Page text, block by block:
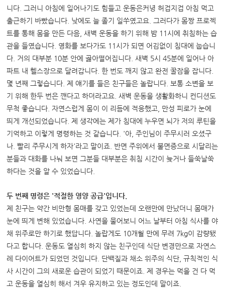
니다. 그러니 아침에 일어나기도 힘들고 운동은커녕 허겁지겁 아침 먹고
출근하기 바빴습니다. 낮에도 늘 졸기 일쑤였고요. 그러다가 몸짱 프로젝
트를 통해 몸을 만든 다음, 새벽 운동을 하기 위해 밤 11시에 취침하는 습
관을 들였습니다. 영화를 보다가도 11시가 되면 어김없이 침대에 눕습니
다. 거의 대부분 10분 안에 곯아떨어집니다. 새벽 5시 45분에 일어나 아
파트 내 헬스장으로 달려갑니다. 한 번도 깨지 않고 완전 꿀잠을 잡니다.
몇 년째 그렇습니다. 제 얘기를 들은 친구들은 놀랍니다. 보통 소변을 보
기 위해 한두 번은 깬다고 하더라고요. 새벽 운동을 생활화하니 컨디션도
무척 좋습니다. 자연스럽게 몸이 이 리듬에 적응했고, 만성 피로가 눈에
띄게 개선되었습니다. 제 생각에는 제가 침대에 누우면 뇌가 저의 루틴을
기억하고 이렇게 명령하는 것 같습니다. '아, 주인님이 주무시러 오셨구
나. 빨리 주무시게 하자'라고 말이죠. 반면 주위에서 불면증으로 시달리는
분들과 대화를 나눠 보면 그분들 대부분은 취침 시간이 늦거나 들쑥날쑥
하다는 것을 알 수 있었습니다.
두 번째 명령은 '적절한 영양 공급'입니다.
제 친구는 약간 비만형 몸매를 갖고 있었는데 오랜만에 만났더니 몸매가
눈에 띄게 변해 있었습니다. 사연을 물어보니 어느 날부터 아침 식사를 야
채 위주로만 하기로 했답니다. 놀랍게도 10개월 만에 무려 7kg이 감량됐
다고 합니다. 운동도 열심히 하지 않는 친구인데 식단 변경만으로 자연스
레 다이어트가 되었던 것입니다. 단백질과 채소 위주의 식단, 규칙적인 식
사 시간이 그의 새로운 습관이 되었기 때문이죠. 제 경우는 먹을 건 다 먹
고 운동을 열심히 해서 겨우 유지하고 있는 정도인데 말이죠.